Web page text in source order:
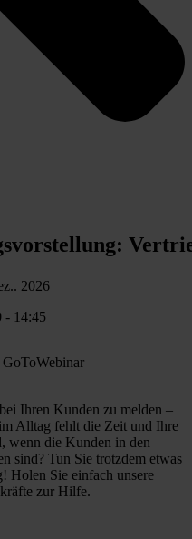
2026
- 14:45
Ihren Kunden zu melden –
Alltag fehlt die Zeit und Ihre
wenn die Kunden in den
sind? Tun Sie trotzdem etwas
Holen Sie einfach unsere
zur Hilfe.